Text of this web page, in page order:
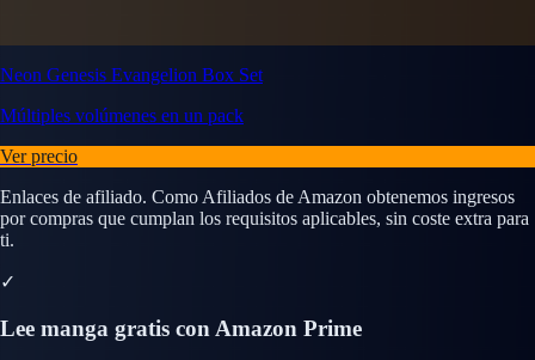
Neon Genesis Evangelion Box Set
Múltiples volúmenes en un pack
Ver precio
Enlaces de afiliado. Como Afiliados de Amazon obtenemos ingresos
por compras que cumplan los requisitos aplicables, sin coste extra para
ti.
✓
Lee manga gratis con Amazon Prime